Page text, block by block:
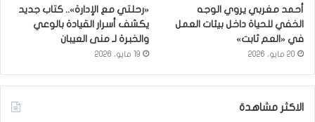
أحمد مغربي يروي الوجه
الخفي للحياة داخل بيئات العمل
في «العم ثابت»
20 مايو، 2026
«رحلتي مع الإدارة».. كتاب جديد
يكشف أسرار القيادة بالوعي
والخبرة لـ منى العيبان
19 مايو، 2026
الاكثر مشاهدة